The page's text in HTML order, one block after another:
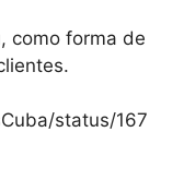
, como forma de
status/167